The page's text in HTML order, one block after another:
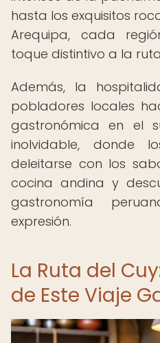
hasta los exquisitos
Arequipa, cada
toque distintivo a la
Además, la
pobladores locales
gastronómica en el
inolvidable, donde
deleitarse con los
cocina andina y
gastronomía
expresión.
La Ruta del
de Este Viaje